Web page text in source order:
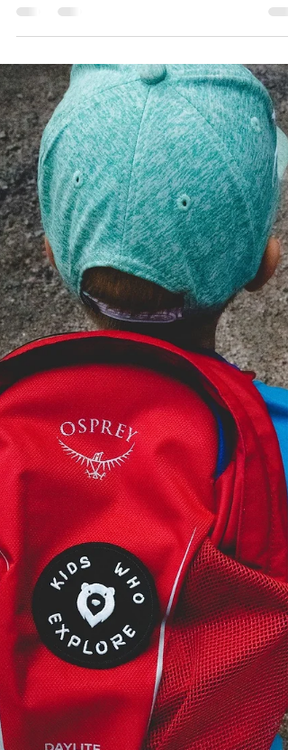
Rien de moins compliqué que des
bananes et du chocolat. Viens découvrir
cette recette simple à faire sur le feu.